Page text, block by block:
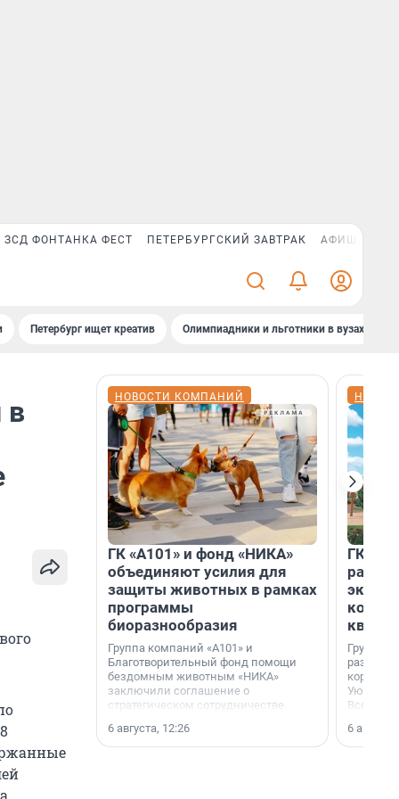
ЗСД ФОНТАНКА ФЕСТ ПЕТЕРБУРГСКИЙ ЗАВТРАК АФИША PLUS
Петербург ищет креатив Олимпиадники и льготники в вузах СПб
в
НОВОСТИ КОМПАНИЙ
ГК «А101» и фонд «НИКА»
объединяют усилия для
защиты животных в рамках
программы
биоразнообразия
Группа компаний «А101» и
Благотворительный фонд помощи
бездомным животным «НИКА»
заключили соглашение о
стратегическом сотрудничестве.
6 августа, 12:26
ГК
Группа
корпуса
Уютный
6